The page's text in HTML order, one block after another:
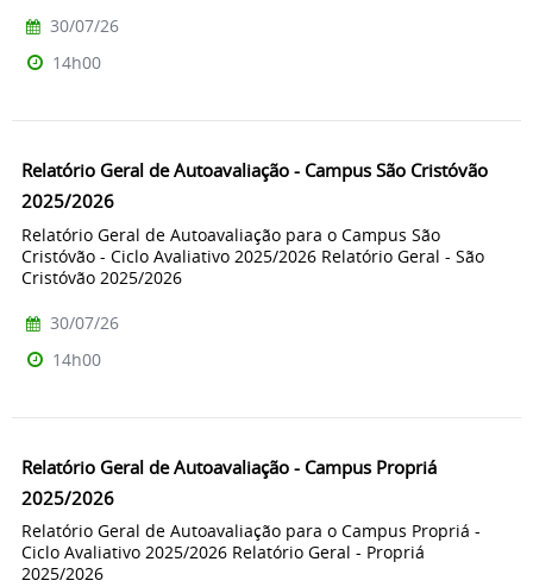
30/07/26
14h00
Relatório Geral de Autoavaliação - Campus São Cristóvão
2025/2026
Relatório Geral de Autoavaliação para o Campus São
Cristóvão - Ciclo Avaliativo 2025/2026 Relatório Geral - São
Cristóvão 2025/2026
30/07/26
14h00
Relatório Geral de Autoavaliação - Campus Propriá
2025/2026
Relatório Geral de Autoavaliação para o Campus Propriá -
Ciclo Avaliativo 2025/2026 Relatório Geral - Propriá
2025/2026